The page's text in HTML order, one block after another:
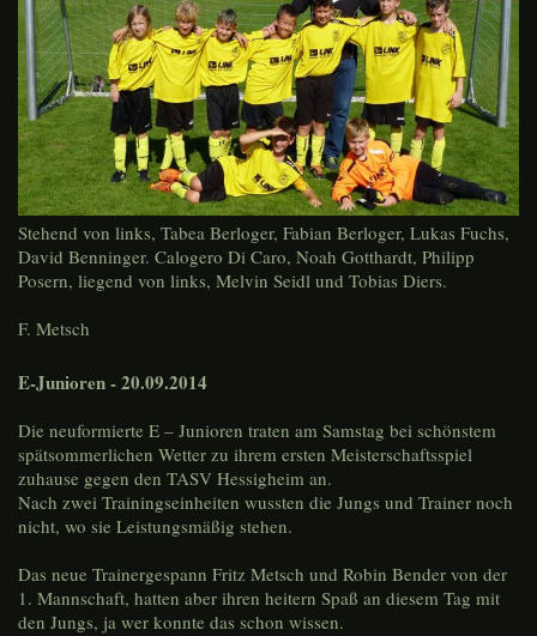
Stehend von links, Tabea Berloger, Fabian Berloger, Lukas Fuchs,
David Benninger. Calogero Di Caro, Noah Gotthardt, Philipp
Posern, liegend von links, Melvin Seidl und Tobias Diers.
F. Metsch
E-Junioren - 20.09.2014
Die neuformierte E – Junioren traten am Samstag bei schönstem
spätsommerlichen Wetter zu ihrem ersten Meisterschaftsspiel
zuhause gegen den TASV Hessigheim an.
Nach zwei Trainingseinheiten wussten die Jungs und Trainer noch
nicht, wo sie Leistungsmäßig stehen.
Das neue Trainergespann Fritz Metsch und Robin Bender von der
1. Mannschaft, hatten aber ihren heitern Spaß an diesem Tag mit
den Jungs, ja wer konnte das schon wissen.